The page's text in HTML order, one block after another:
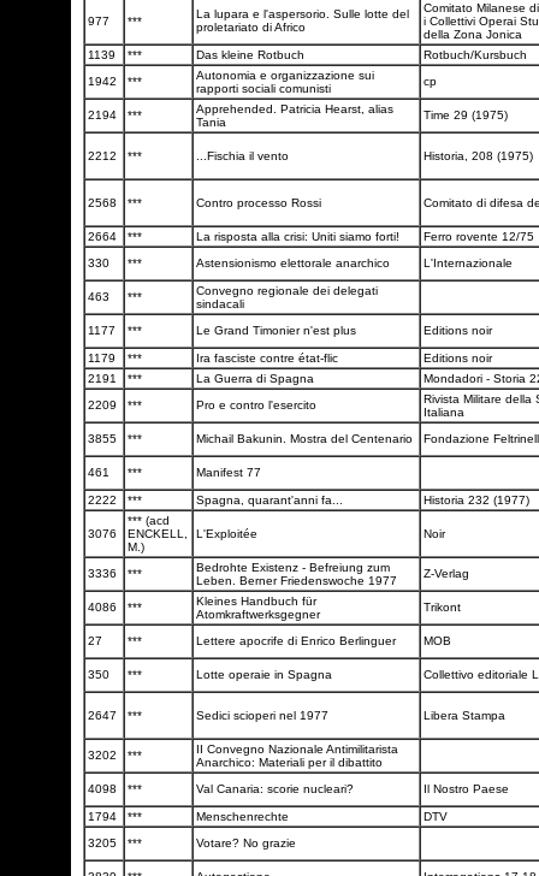
977 ***
La lupara e l'aspersorio. Sulle lotte del
proletariato di Africo
Comitato Milanese
i Collettivi Operai
della Zona Jonica
1139
*** Das kleine Rotbuch
Rotbuch/Kursbuch
1942
***
Autonomia e organizzazione sui
rapporti sociali comunisti
cp
2194 ***
Apprehended. Patricia Hearst, alias
Tania
Time 29 (1975)
2212 *** ...Fischia il vento Historia, 208 (1975)
2568 *** Contro processo Rossi Comitato di difesa
2664 *** La risposta alla crisi: Uniti siamo forti!
Ferro rovente 12/75
330
*** Astensionismo elettorale anarchico L'Internazionale
463 ***
Convegno regionale dei delegati
sindacali
1177
*** Le Grand Timonier n'est plus Editions noir
1179 *** Ira fasciste contre état-flic
Editions noir
2191
*** La Guerra di Spagna
Mondadori - Storia
2209
*** Pro e contro l'esercito
Rivista Militare della
Italiana
3855
*** Michail Bakunin. Mostra del Centenario Fondazione
461 *** Manifest 77
2222 *** Spagna, quarant'anni fa... Historia 232 (1977)
3076
*** (acd
ENCKELL,
M.)
L'Exploitée Noir
3336 ***
Bedrohte Existenz - Befreiung zum
Leben. Berner Friedenswoche 1977
Z-Verlag
4086 ***
Kleines Handbuch für
Atomkraftwerksgegner
Trikont
27 *** Lettere apocrife di Enrico Berlinguer MOB
350 *** Lotte operaie in Spagna Collettivo editoriale
2647 *** Sedici scioperi nel 1977 Libera Stampa
3202 ***
II Convegno Nazionale Antimilitarista
Anarchico: Materiali per il dibattito
4098
*** Val Canaria: scorie nucleari? Il Nostro Paese
1794 *** Menschenrechte
DTV
3205
*** Votare? No grazie